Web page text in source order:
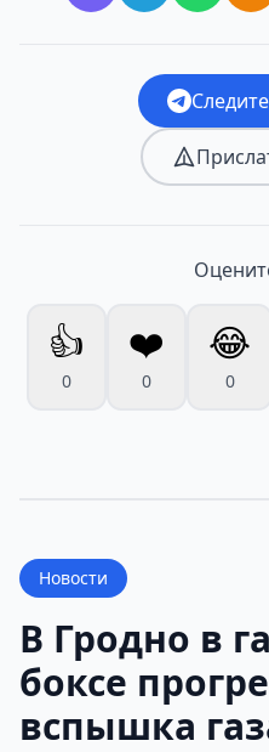
👍
0
❤️
0
😂
0
Новости
В Гродно в
боксе
вспышка